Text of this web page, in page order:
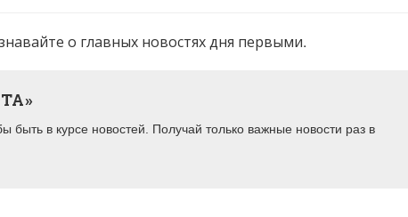
о главных новостях дня первыми.
быть в курсе новостей. Получай только важные новости раз в